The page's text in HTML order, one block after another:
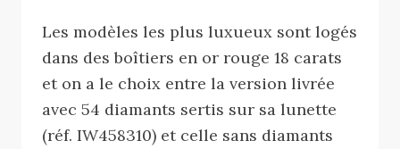
Les modèles les plus luxueux sont logés
dans des boîtiers en or rouge 18 carats
et on a le choix entre la version livrée
avec 54 diamants sertis sur sa lunette
(réf. IW458310) et celle sans diamants